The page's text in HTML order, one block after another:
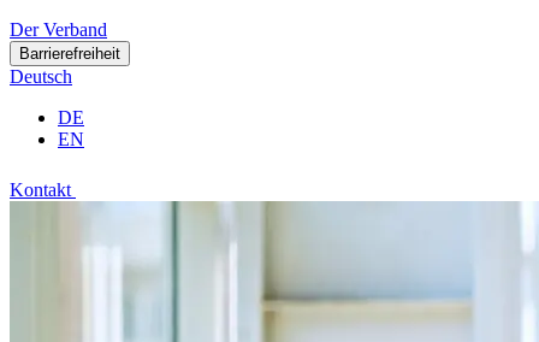
Der Verband
Barrierefreiheit
Deutsch
DE
EN
Kontakt